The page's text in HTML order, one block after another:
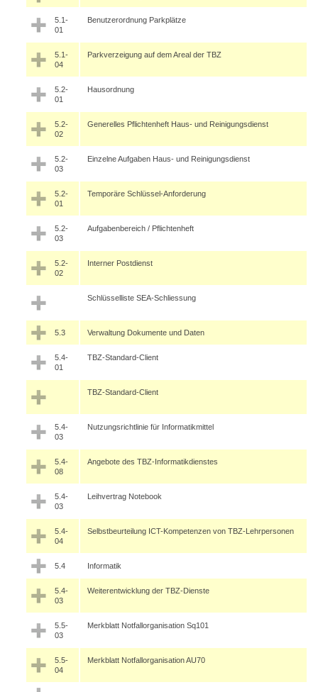
5.1-
01
Benutzerordnung Parkplätze
5.1-
04
Parkverzeigung auf dem Areal der TBZ
5.2-
01
Hausordnung
5.2-
02
Generelles Pflichtenheft Haus- und Reinigungsdienst
5.2-
03
Einzelne Aufgaben Haus- und Reinigungsdienst
5.2-
01
Temporäre Schlüssel-Anforderung
5.2-
03
Aufgabenbereich / Pflichtenheft
5.2-
02
Interner Postdienst
Schlüsselliste SEA-Schliessung
5.3 Verwaltung Dokumente und Daten
5.4-
01
TBZ-Standard-Client
TBZ-Standard-Client
5.4-
03
Nutzungsrichtlinie für Informatikmittel
5.4-
08
Angebote des TBZ-Informatikdienstes
5.4-
03
Leihvertrag Notebook
5.4-
04
Selbstbeurteilung ICT-Kompetenzen von TBZ-Lehrpersonen
5.4 Informatik
5.4-
03
Weiterentwicklung der TBZ-Dienste
5.5-
03
Merkblatt Notfallorganisation Sq101
5.5-
04
Merkblatt Notfallorganisation AU70